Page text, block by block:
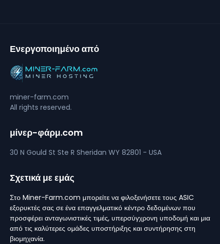
Ενεργοποιημένο από
miner-farm.com
All rights reserved.
μίνερ-φάρμ.com
30 N Gould St Ste R Sheridan WY 82801 - USA
Σχετικά με εμάς
Στο Miner-Farm.com μπορείτε να φιλοξενήσετε τους ASIC
εξορυκτές σας σε ένα επαγγελματικό κέντρο δεδομένων που
προσφέρει ανταγωνιστικές τιμές, υπερσύγχρονη υποδομή και μια
από τις καλύτερες ομάδες υποστήριξης και συντήρησης στη
βιομηχανία.